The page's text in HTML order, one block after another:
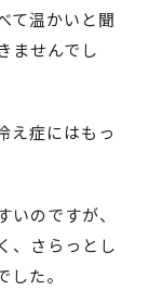
て温かいと聞
ませんでし
え症にはもっ
のですが、
、さらっとし
た。